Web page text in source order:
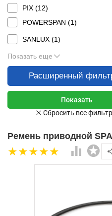
PIX (12)
POWERSPAN (1)
SANLUX (1)
Показать еще
Расширенный
Ремень приводной